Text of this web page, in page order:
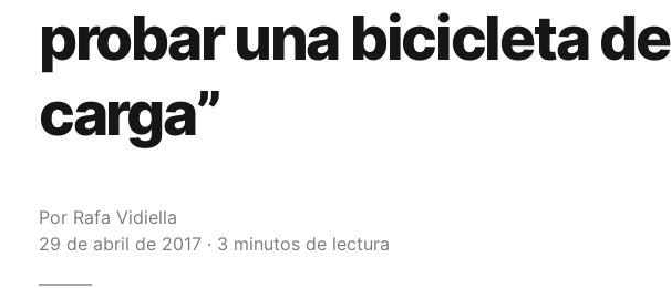
probar una bicicleta de
carga”
Por Rafa Vidiella
29 de abril de 2017 · 3 minutos de lectura